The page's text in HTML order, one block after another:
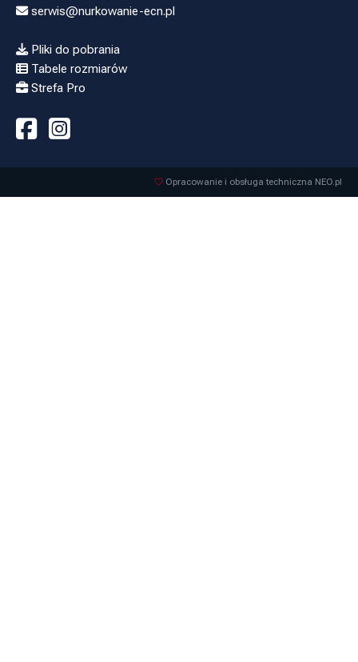
serwis@nurkowanie-ecn.pl
Pliki do pobrania
Tabele rozmiarów
Strefa Pro
Opracowanie i obsługa techniczna NEO.pl